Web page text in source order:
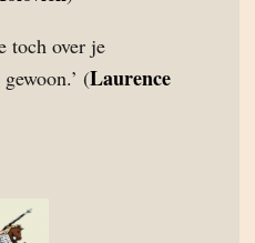
toch over je
(Laurence